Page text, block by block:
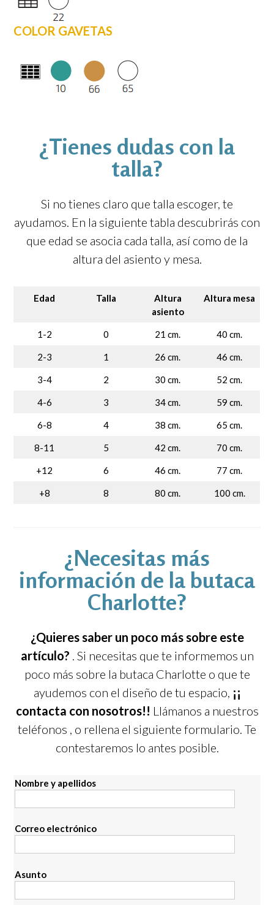
COLOR GAVETAS
¿Tienes dudas con la
talla?
Si no tienes claro que talla escoger, te
ayudamos. En la siguiente tabla descubrirás con
que edad se asocia cada talla, así como de la
altura del asiento y mesa.
Edad Talla
Altura
asiento
Altura mesa
1-2 0 21 cm. 40 cm.
2-3 1 26 cm. 46 cm.
3-4 2 30 cm. 52 cm.
4-6 3 34 cm. 59 cm.
6-8 4 38 cm. 65 cm.
8-11 5 42 cm. 70 cm.
+12 6 46 cm. 77 cm.
+8 8 80 cm. 100 cm.
¿Necesitas más
información de la butaca
Charlotte?
¿Quieres saber un poco más sobre este
artículo? . Si necesitas que te informemos un
poco más sobre la butaca Charlotte o que te
ayudemos con el diseño de tu espacio, ¡¡
contacta con nosotros!! Llámanos a nuestros
teléfonos , o rellena el siguiente formulario. Te
contestaremos lo antes posible.
Nombre y apellidos
Correo electrónico
Asunto